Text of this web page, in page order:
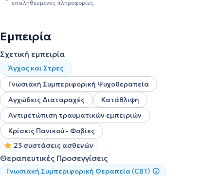
δυνατή εξυπηρέτηση των εξατομικευμένων αναγκών του κάθε
επαληθευμένες πληροφορίες.
Εμπειρία
Σχετική εμπειρία
Άγχος και Στρες
Γνωσιακή Συμπεριφορική Ψυχοθεραπεία
Αγχώδεις Διαταραχές
Κατάθλιψη
Αντιμετώπιση τραυματικών εμπειριών
Κρίσεις Πανικού - Φοβίες
23 συστάσεις ασθενών
Θεραπευτικές Προσεγγίσεις
Γνωσιακή Συμπεριφορική Θεραπεία (CBT)